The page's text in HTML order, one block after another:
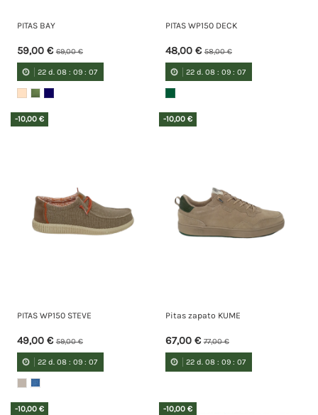
PITAS BAY
59,00 €69,00 €
22 d. 08 :09 :07
PITAS WP150 DECK
48,00 €58,00 €
22 d. 08 :09 :07
-10,00 €
PITAS WP150 STEVE
49,00 €59,00 €
22 d. 08 :09 :07
-10,00 €
Pitas zapato KUME
67,00 €77,00 €
22 d. 08 :09 :07
-10,00 € -10,00 €